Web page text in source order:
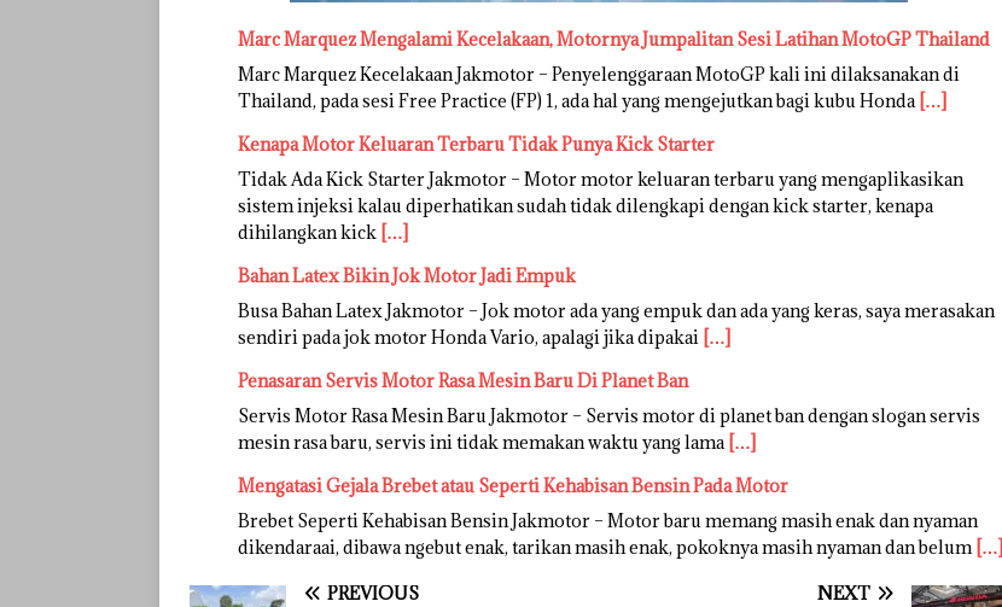
Marc Marquez Mengalami Kecelakaan, Motornya Jumpalitan Sesi Latihan MotoGP Thailand
Marc Marquez Kecelakaan Jakmotor – Penyelenggaraan MotoGP kali ini dilaksanakan di
Thailand, pada sesi Free Practice (FP) 1, ada hal yang mengejutkan bagi kubu Honda […]
Kenapa Motor Keluaran Terbaru Tidak Punya Kick Starter
Tidak Ada Kick Starter Jakmotor – Motor motor keluaran terbaru yang mengaplikasikan
sistem injeksi kalau diperhatikan sudah tidak dilengkapi dengan kick starter, kenapa
dihilangkan kick […]
Bahan Latex Bikin Jok Motor Jadi Empuk
Busa Bahan Latex Jakmotor – Jok motor ada yang empuk dan ada yang keras, saya merasakan
sendiri pada jok motor Honda Vario, apalagi jika dipakai […]
Penasaran Servis Motor Rasa Mesin Baru Di Planet Ban
Servis Motor Rasa Mesin Baru Jakmotor – Servis motor di planet ban dengan slogan servis
mesin rasa baru, servis ini tidak memakan waktu yang lama […]
Mengatasi Gejala Brebet atau Seperti Kehabisan Bensin Pada Motor
Brebet Seperti Kehabisan Bensin Jakmotor – Motor baru memang masih enak dan nyaman
dikendaraai, dibawa ngebut enak, tarikan masih enak, pokoknya masih nyaman dan belum […]
PREVIOUS
NEXT